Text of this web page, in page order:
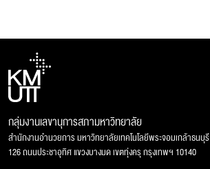
กลุ่มงานเลขานุการสภามหาวิทยาลัย
สำนักงานอำนวยการ มหาวิทยาลัยเทคโนโลยีพระจอมเกล้าธนบุรี
126 ถนนประชาอุทิศ แขวงบางมด เขตทุ่งครุ กรุงเทพฯ 10140